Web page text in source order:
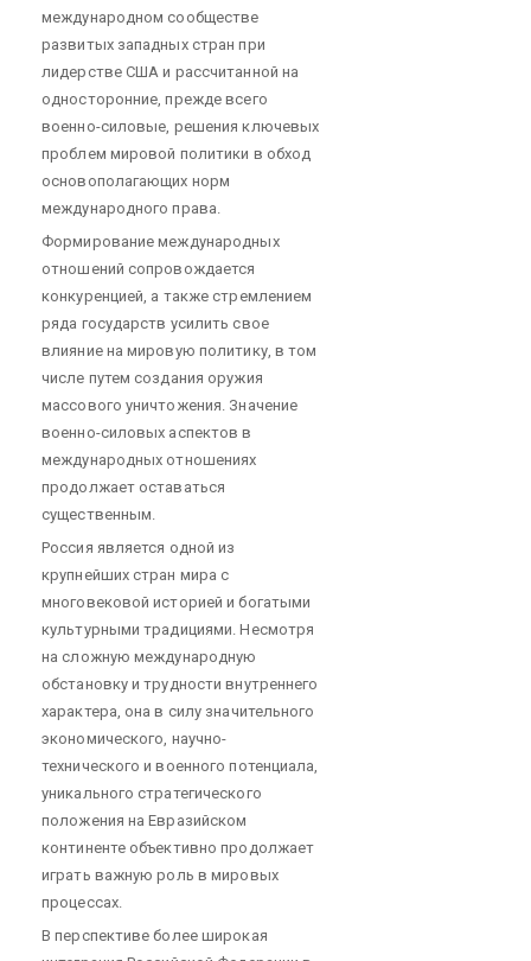
международном сообществе
развитых западных стран при
лидерстве США и рассчитанной на
односторонние, прежде всего
военно-силовые, решения ключевых
проблем мировой политики в обход
основополагающих норм
международного права.
Формирование международных
отношений сопровождается
конкуренцией, а также стремлением
ряда государств усилить свое
влияние на мировую политику, в том
числе путем создания оружия
массового уничтожения. Значение
военно-силовых аспектов в
международных отношениях
продолжает оставаться
существенным.
Россия является одной из
крупнейших стран мира с
многовековой историей и богатыми
культурными традициями. Несмотря
на сложную международную
обстановку и трудности внутреннего
характера, она в силу значительного
экономического, научно-
технического и военного потенциала,
уникального стратегического
положения на Евразийском
континенте объективно продолжает
играть важную роль в мировых
процессах.
В перспективе более широкая